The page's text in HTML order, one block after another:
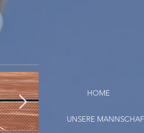
HOME
UNSERE